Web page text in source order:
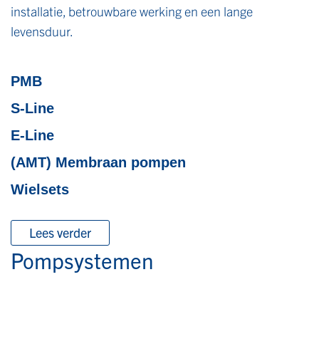
installatie, betrouwbare werking en een lange
levensduur.
PMB
S-Line
E-Line
(AMT) Membraan pompen
Wielsets
Lees verder
Pompsystemen